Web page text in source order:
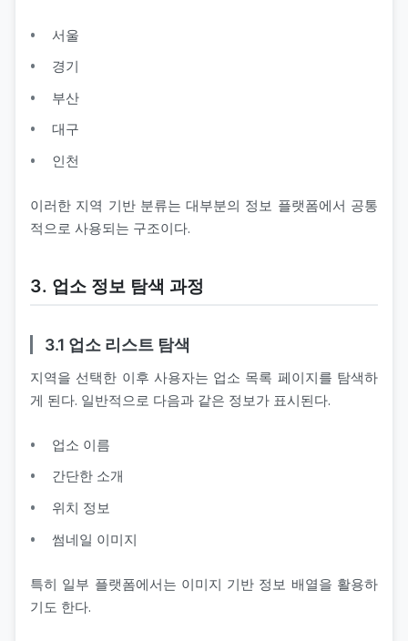
서울
경기
부산
대구
인천
이러한 지역 기반 분류는 대부분의 정보 플랫폼에서 공통
적으로 사용되는 구조이다.
3. 업소 정보 탐색 과정
3.1 업소 리스트 탐색
지역을 선택한 이후 사용자는 업소 목록 페이지를 탐색하
게 된다. 일반적으로 다음과 같은 정보가 표시된다.
업소 이름
간단한 소개
위치 정보
썸네일 이미지
특히 일부 플랫폼에서는 이미지 기반 정보 배열을 활용하
기도 한다.